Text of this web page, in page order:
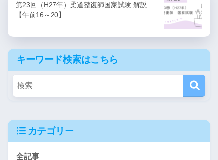
第23回（H27年）柔道整復師国家試験 解説
【午前16～20】
キーワード検索はこちら
カテゴリー
全記事